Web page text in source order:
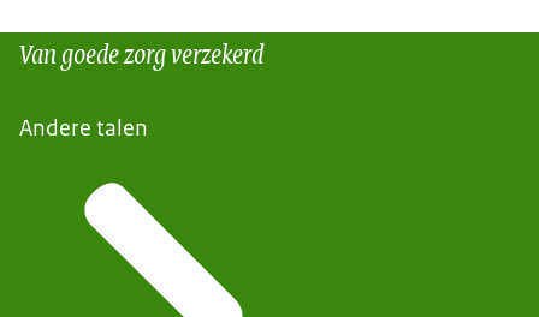
Van goede zorg verzekerd
Andere talen